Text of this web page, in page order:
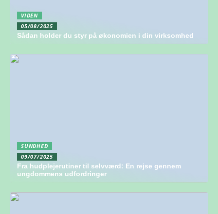
VIDEN
05/08/2025
Sådan holder du styr på økonomien i din virksomhed
SUNDHED
09/07/2025
Fra hudplejerutiner til selvværd: En rejse gennem
ungdommens udfordringer